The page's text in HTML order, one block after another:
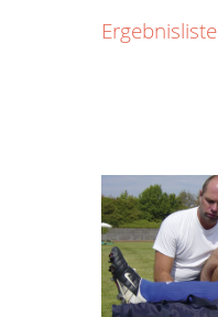
Ergebnisliste